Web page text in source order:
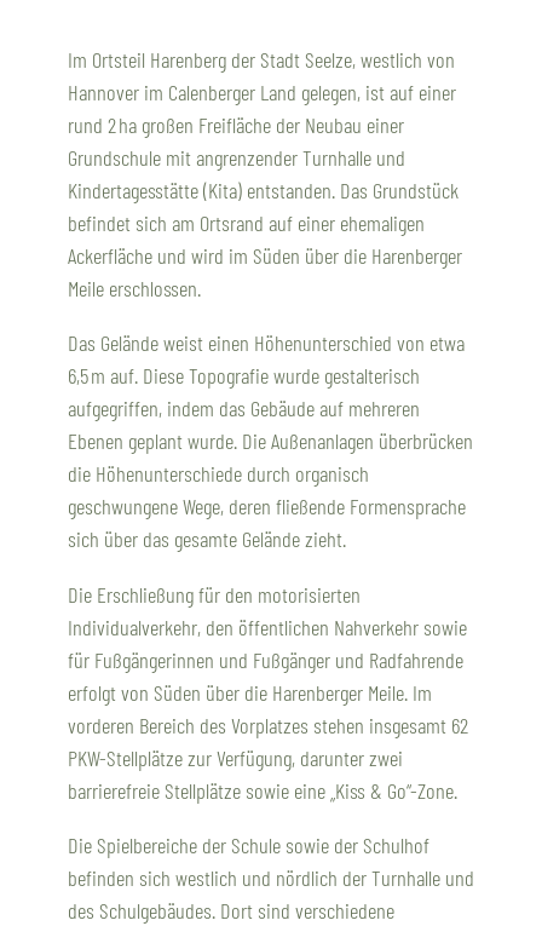
Im Ortsteil Harenberg der Stadt Seelze, westlich von
Hannover im Calenberger Land gelegen, ist auf einer
rund 2 ha großen Freifläche der Neubau einer
Grundschule mit angrenzender Turnhalle und
Kindertagesstätte (Kita) entstanden. Das Grundstück
befindet sich am Ortsrand auf einer ehemaligen
Ackerfläche und wird im Süden über die Harenberger
Meile erschlossen.
Das Gelände weist einen Höhenunterschied von etwa
6,5 m auf. Diese Topografie wurde gestalterisch
aufgegriffen, indem das Gebäude auf mehreren
Ebenen geplant wurde. Die Außenanlagen überbrücken
die Höhenunterschiede durch organisch
geschwungene Wege, deren fließende Formensprache
sich über das gesamte Gelände zieht.
Die Erschließung für den motorisierten
Individualverkehr, den öffentlichen Nahverkehr sowie
für Fußgängerinnen und Fußgänger und Radfahrende
erfolgt von Süden über die Harenberger Meile. Im
vorderen Bereich des Vorplatzes stehen insgesamt 62
PKW-Stellplätze zur Verfügung, darunter zwei
barrierefreie Stellplätze sowie eine „Kiss & Go“-Zone.
Die Spielbereiche der Schule sowie der Schulhof
befinden sich westlich und nördlich der Turnhalle und
des Schulgebäudes. Dort sind verschiedene